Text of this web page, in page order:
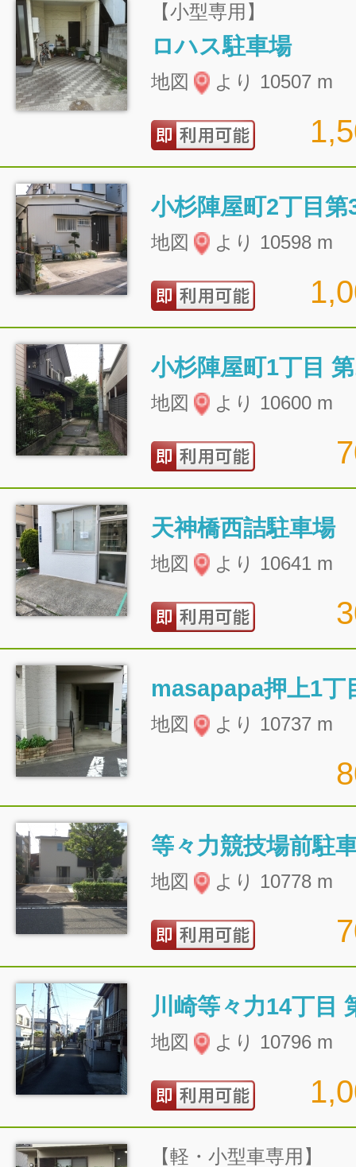
【小型専用】
ロハス駐車場
地図 より 10507 m
小杉陣屋町2丁目第
地図 より 10598 m
小杉陣屋町1丁目
地図 より 10600 m
天神橋西詰駐車場
地図 より 10641 m
masapapa押上1丁
地図 より 10737 m
等々力競技場前駐
地図 より 10778 m
川崎等々力14丁目
地図 より 10796 m
【軽・小型車専用】